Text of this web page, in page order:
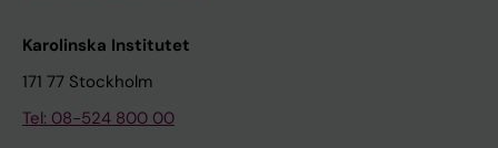
Karolinska Institutet
171 77 Stockholm
Tel: 08-524 800 00